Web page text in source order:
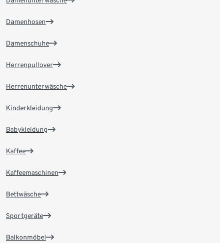
Damenhosen
Damenschuhe
Herrenpullover
Herrenunterwäsche
Kinderkleidung
Babykleidung
Kaffee
Kaffeemaschinen
Bettwäsche
Sportgeräte
Balkonmöbel